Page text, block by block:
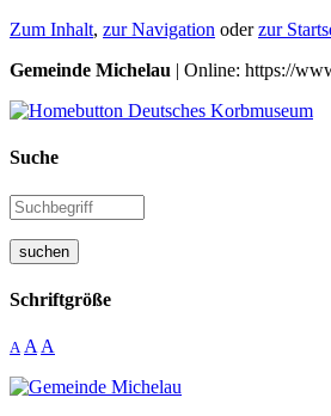
Zum Inhalt, zur Navigation oderzur
Gemeinde Michelau | Online: https://
Suche
suchen
Schriftgröße
A A A